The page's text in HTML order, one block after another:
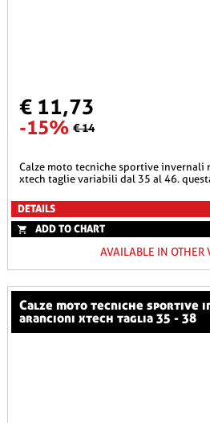
€ 11,73
-15% € 14
calze moto tecniche sportive invernali nere, bianche e gialle fluo
xtech taglie variabili dal 35 al 46.
DETAILS
ADD TO CHART
AVAILABLE IN OTHER
calze moto tecniche sportive invernali raptor
arancioni xtech taglia 35 - 38